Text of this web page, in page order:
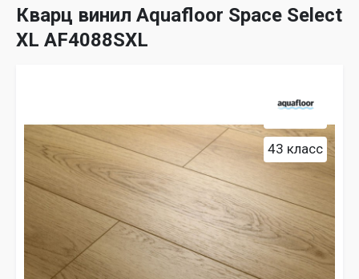
Кварц винил Aquafloor Space Select
XL AF4088SXL
43 класс